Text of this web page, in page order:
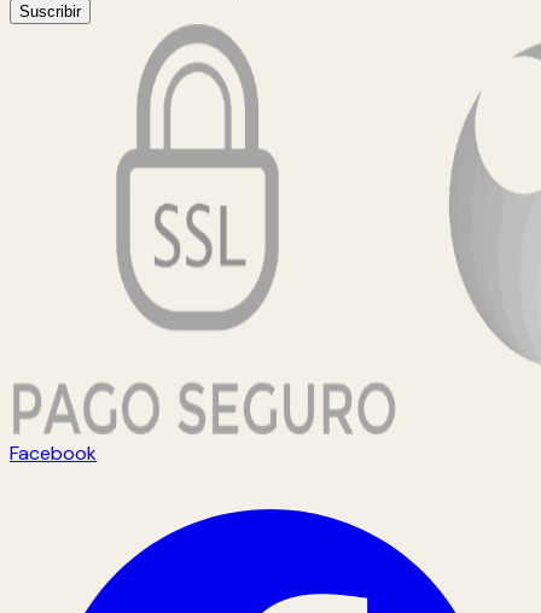
Suscribir
Facebook